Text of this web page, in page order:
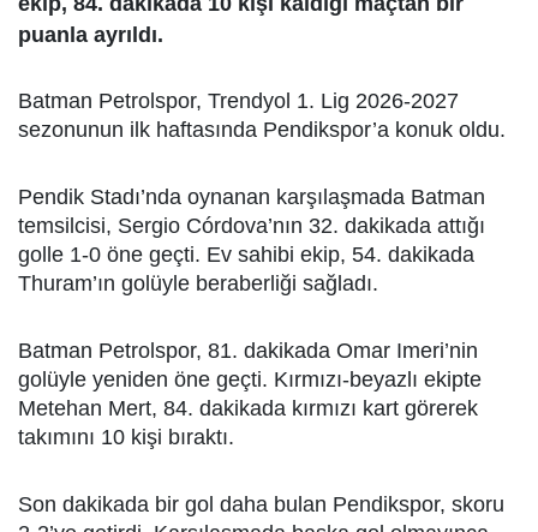
puanla ayrıldı.
Batman Petrolspor, Trendyol 1. Lig 2026-2027
sezonunun ilk haftasında Pendikspor’a konuk oldu.
Pendik Stadı’nda oynanan karşılaşmada Batman
temsilcisi, Sergio Córdova’nın 32. dakikada attığı
golle 1-0 öne geçti. Ev sahibi ekip, 54. dakikada
Thuram’ın golüyle beraberliği sağladı.
Batman Petrolspor, 81. dakikada Omar Imeri’nin
golüyle yeniden öne geçti. Kırmızı-beyazlı ekipte
Metehan Mert, 84. dakikada kırmızı kart görerek
takımını 10 kişi bıraktı.
Son dakikada bir gol daha bulan Pendikspor, skoru